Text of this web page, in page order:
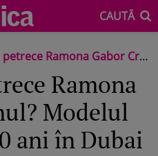
CAUTĂ
Gabor Crăciunul? Modelul locuiește de 10 ani în Dubai
Ramona
Modelul
ani în Dubai